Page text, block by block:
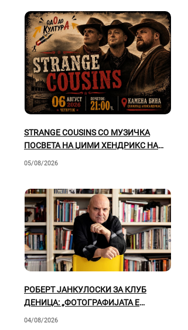
STRANGE COUSINS СО МУЗИЧКА
ПОСВЕТА НА ЏИМИ ХЕНДРИКС НА
КАМЕНАТА БИНА ВО ПРИЛЕП
05/08/2026
РОБЕРТ ЈАНКУЛОСКИ ЗА КЛУБ
ДЕНИЦА: „ФОТОГРАФИЈАТА Е
04/08/2026